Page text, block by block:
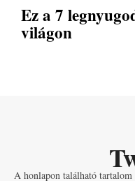
Ez a 7
világon
A honlapon található tartalom